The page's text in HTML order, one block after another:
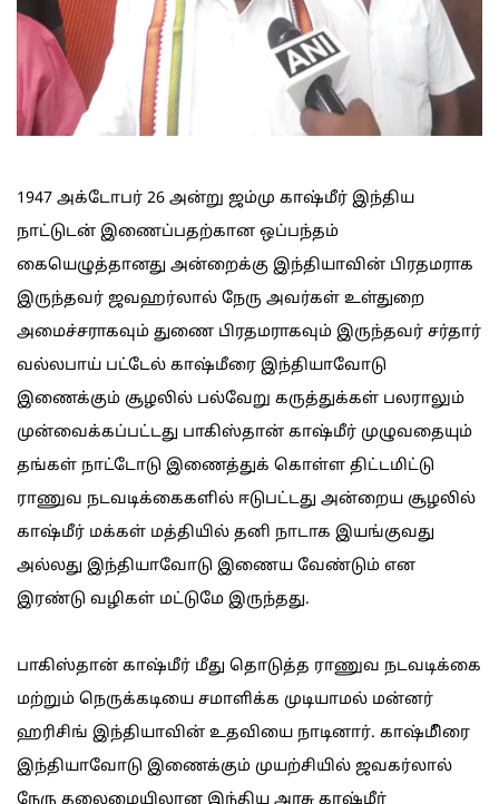
1947 அக்டோபர் 26 அன்று ஜம்மு காஷ்மீர் இந்திய
நாட்டுடன் இணைப்பதற்கான ஒப்பந்தம்
கையெழுத்தானது அன்றைக்கு இந்தியாவின் பிரதமராக
இருந்தவர் ஜவஹர்லால் நேரு அவர்கள் உள்துறை
அமைச்சராகவும் துணை பிரதமராகவும் இருந்தவர் சர்தார்
வல்லபாய் பட்டேல் காஷ்மீரை இந்தியாவோடு
இணைக்கும் சூழலில் பல்வேறு கருத்துக்கள் பலராலும்
முன்வைக்கப்பட்டது பாகிஸ்தான் காஷ்மீர் முழுவதையும்
தங்கள் நாட்டோடு இணைத்துக் கொள்ள திட்டமிட்டு
ராணுவ நடவடிக்கைகளில் ஈடுபட்டது அன்றைய சூழலில்
காஷ்மீர் மக்கள் மத்தியில் தனி நாடாக இயங்குவது
அல்லது இந்தியாவோடு இணைய வேண்டும் என
இரண்டு வழிகள் மட்டுமே இருந்தது.
பாகிஸ்தான் காஷ்மீர் மீது தொடுத்த ராணுவ நடவடிக்கை
மற்றும் நெருக்கடியை சமாளிக்க முடியாமல் மன்னர்
ஹரிசிங் இந்தியாவின் உதவியை நாடினார். காஷ்மீிரை
இந்தியாவோடு இணைக்கும் முயற்சியில் ஜவகர்லால்
நேரு தலைமையிலான இந்திய அரசு காஷ்மீர்